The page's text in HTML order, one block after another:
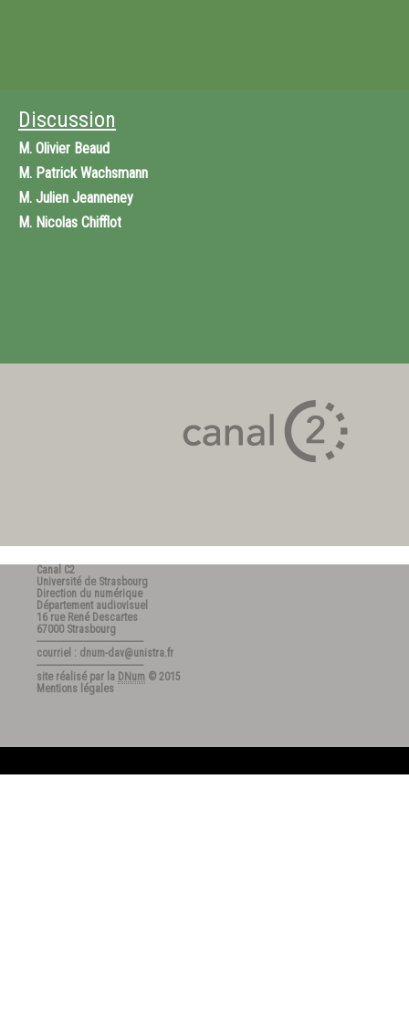
Discussion
M. Olivier Beaud
M. Patrick Wachsmann
M. Julien Jeanneney
M. Nicolas Chifflot
Canal C2
Université de Strasbourg
Direction du numérique
Département audiovisuel
16 rue René Descartes
67000 Strasbourg
---------------------------------------
courriel : dnum-dav@unistra.fr
---------------------------------------
site réalisé par la DNum © 2015
Mentions légales